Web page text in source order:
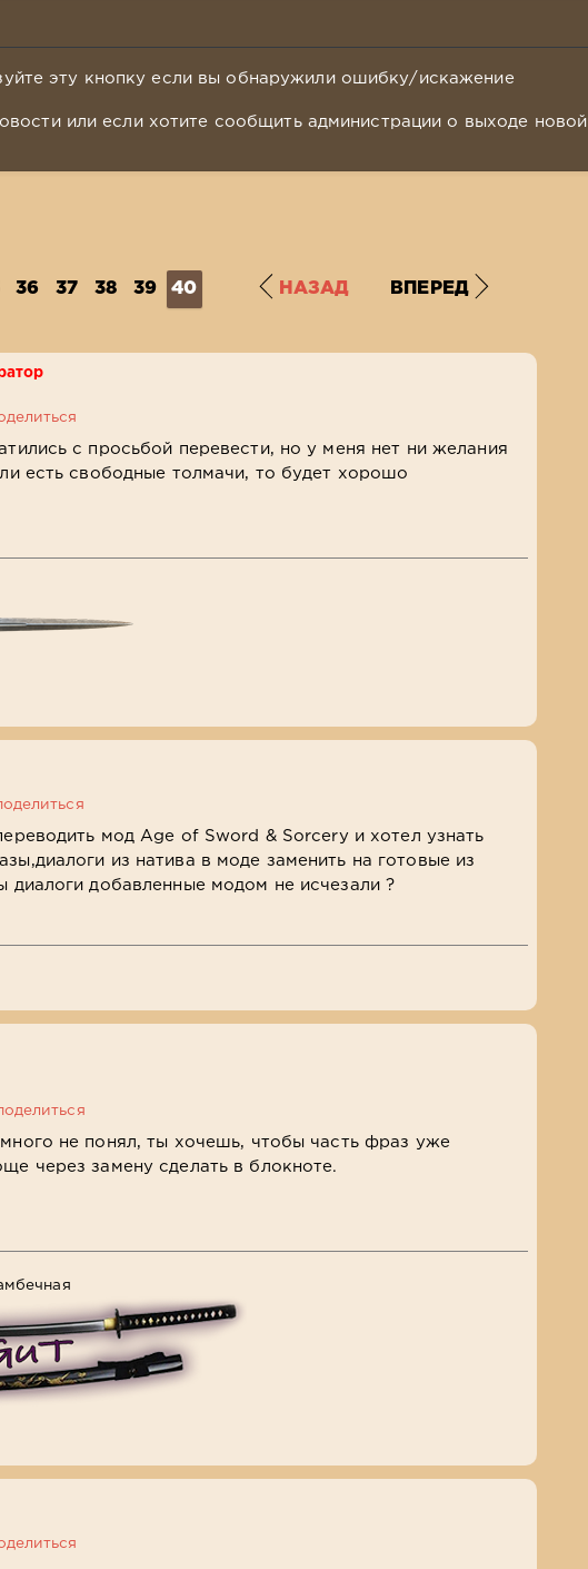
эту кнопку если вы обнаружили ошибку/искажение
или если хотите сообщить администрации о выходе новой
36 37 38 39 40 НАЗАД ВПЕРЕД
с просьбой перевести, но у меня нет ни желания
есть свободные толмачи, то будет хорошо
мод Age of Sword & Sorcery и хотел узнать
из натива в моде заменить на готовые из
диалоги добавленные модом не исчезали ?
не понял, ты хочешь, чтобы часть фраз уже
через замену сделать в блокноте.